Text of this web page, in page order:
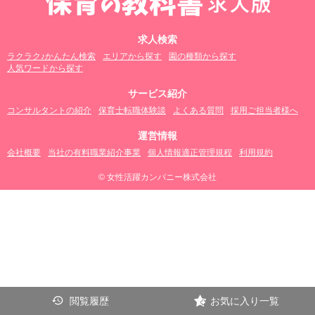
求人検索
ラクラク♪かんたん検索 エリアから探す
園の種類から探す
人気ワードから探す
サービス紹介
コンサルタントの紹介 保育士転職体験談 よくある質問 採用ご担当者様へ
運営情報
会社概要 当社の有料職業紹介事業 個人情報適正管理規程 利用規約
© 女性活躍カンパニー株式会社
閲覧履歴 お気に入り一覧